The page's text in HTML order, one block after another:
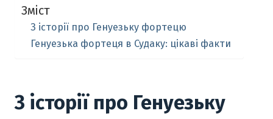
Зміст
З історії про Генуезьку фортецю
Генуезька фортеця в Судаку: цікаві факти
З історії про Генуезьку